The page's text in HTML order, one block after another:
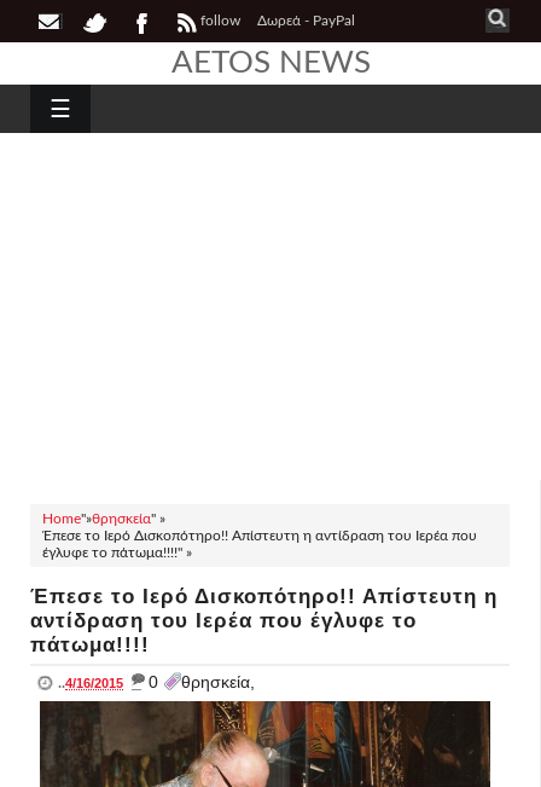
follow Δωρεά - PayPal
AETOS NEWS
☰
Home"»θρησκεία" »
Έπεσε το Ιερό Δισκοπότηρο!! Απίστευτη η αντίδραση του Ιερέα που
έγλυφε το πάτωμα!!!!" »
Έπεσε το Ιερό Δισκοπότηρο!! Απίστευτη η
αντίδραση του Ιερέα που έγλυφε το
πάτωμα!!!!
..4/16/2015 _ 0 θρησκεία,